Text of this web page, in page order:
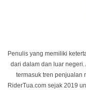
Penulis yang memiliki
dari dalam dan luar
termasuk tren penjualan
RiderTua.com sejak 2019